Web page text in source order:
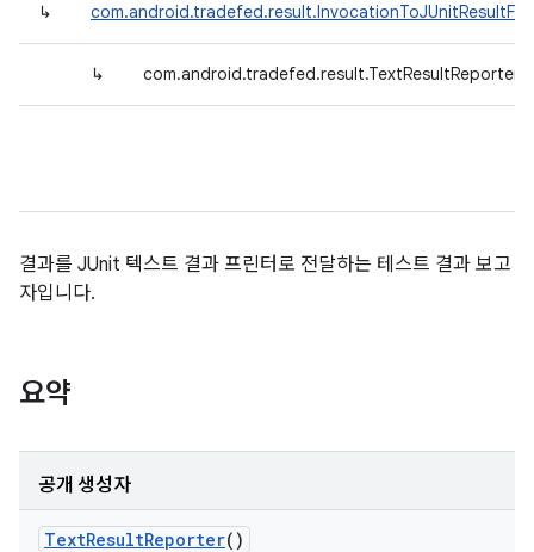
↳
↳ com.android.tradefed.result.TextResultReporter
결과를 JUnit 텍스트 결과 프린터로 전달하는 테스트 결과 보고
자입니다.
요약
공개 생성자
TextResultReporter()